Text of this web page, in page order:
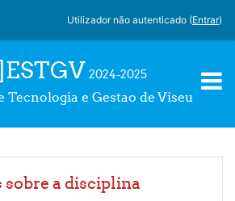
Utilizador não autenticado (Entrar)
2024-2025
Tecnologia e Gestao de Viseu
a disciplina